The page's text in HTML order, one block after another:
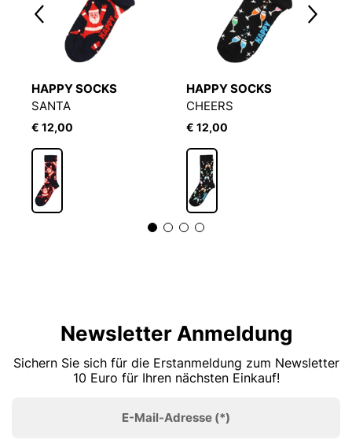
HAPPY SOCKS
SANTA
€ 12,00
HAPPY SOCKS
CHEERS
€ 12,00
Newsletter Anmeldung
Sichern Sie sich für die Erstanmeldung zum Newsletter
10 Euro für Ihren nächsten Einkauf!
E-Mail-Adresse (*)